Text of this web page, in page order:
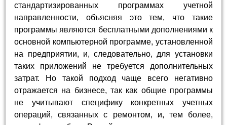
стандартизированных программах учетной
направленности, объясняя это тем, что такие
программы являются бесплатными дополнениями к
основной компьютерной программе, установленной
на предприятии, и, следовательно, для установки
таких приложений не требуется дополнительных
затрат. Но такой подход чаще всего негативно
отражается на бизнесе, так как общие программы
не учитывают специфику конкретных учетных
операций, связанных с ремонтом, и, тем более,